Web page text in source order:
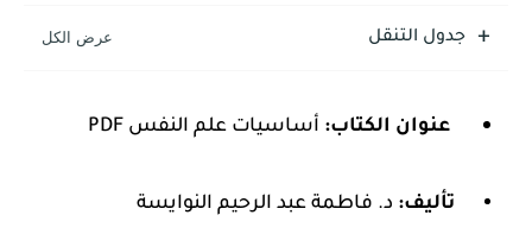
جدول التنقل
عنوان الكتاب: أساسيات علم النفس PDF
تأليف: د. فاطمة عبد الرحيم النوايسة